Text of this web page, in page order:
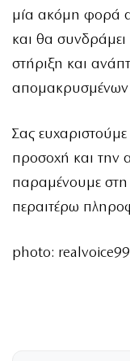
μία ακόμη φορά
και θα
στήριξη και
απομακρυσμένων
Σας
προσοχή και την
παραμένουμε στη
περαιτέρω
photo: